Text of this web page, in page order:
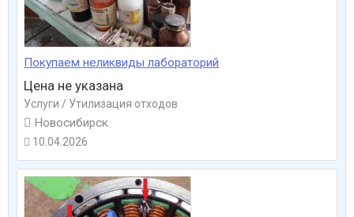
Покупаем неликвиды лабораторий
Цена не указана
Услуги / Утилизация отходов
 Новосибирск
 10.04.2026